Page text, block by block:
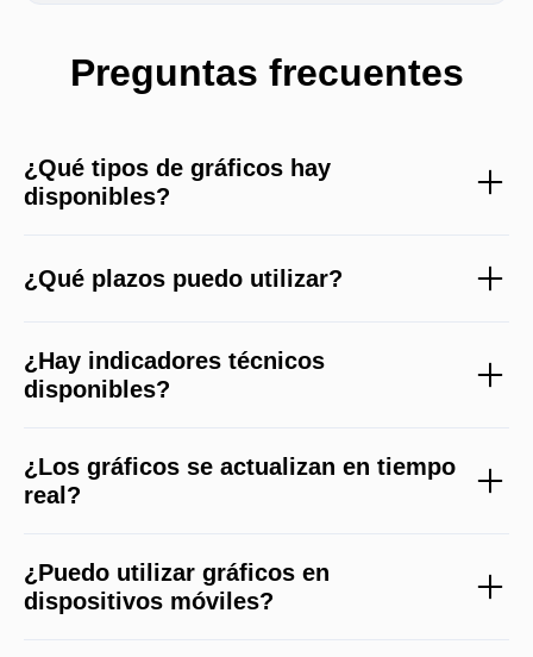
Preguntas frecuentes
¿Qué tipos de gráficos hay
disponibles?
¿Qué plazos puedo utilizar?
¿Hay indicadores técnicos
disponibles?
¿Los gráficos se actualizan en tiempo
real?
¿Puedo utilizar gráficos en
dispositivos móviles?